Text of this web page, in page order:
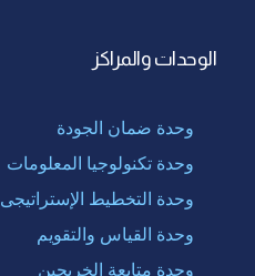
الوحدات والمراكز
وحدة ضمان الجودة
وحدة تكنولوجيا المعلومات
وحدة التخطيط الإستراتيجى
وحدة القياس والتقويم
وحدة متابعة الخريجين